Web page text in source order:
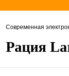
Современная
Рация